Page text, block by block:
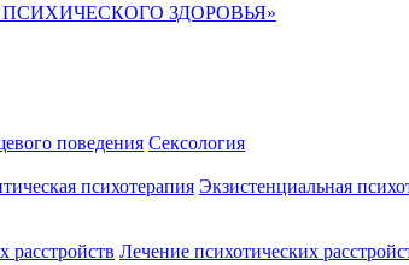
ЗДОРОВЬЯ»
поведения Сексология
психотерапия Экзистенциальная
расстройств Лечение психотических